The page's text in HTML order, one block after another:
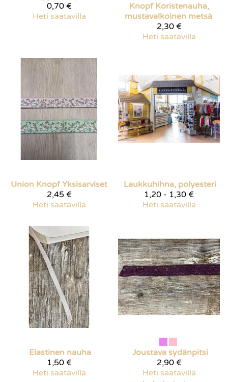
0,70 €
Heti saatavilla
Knopf Koristenauha,
mustavalkoinen metsä
2,30 €
Heti saatavilla
Union Knopf Yksisarviset
2,45 €
Heti saatavilla
Laukkuhihna, polyesteri
1,20 - 1,30 €
Heti saatavilla
Elastinen nauha
1,50 €
Heti saatavilla
Joustava sydänpitsi
2,90 €
Heti saatavilla